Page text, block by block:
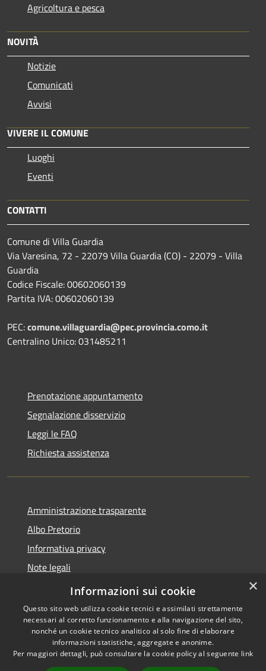
Agricoltura e pesca
NOVITÀ
Notizie
Comunicati
Avvisi
VIVERE IL COMUNE
Luoghi
Eventi
CONTATTI
Comune di Villa Guardia
Via Varesina, 72 - 22079 Villa Guardia (CO) - 22079 - Villa
Guardia
Codice Fiscale: 00602060139
Partita IVA: 00602060139
PEC:comune.villaguardia@pec.provincia.como.it
Centralino Unico: 031485211
Prenotazione appuntamento
Segnalazione disservizio
Leggi le FAQ
Richiesta assistenza
Amministrazione trasparente
Albo Pretorio
Informativa privacy
Note legali
Dichiarazione di accessibilità
Accessibilità
Copyright © 2026 • Comune di
Villa Guardia • Powered by
×
Informazioni sui cookie
Questo sito web utilizza cookie tecnici e assimilati strettamente
necessari al corretto funzionamento e alla navigazione del sito,
nonché un cookie tecnico analitico al solo fine di elaborare
informazioni statistiche, aggregate e anonime.
Per maggiori dettagli, può consultare la cookie policy al seguente link